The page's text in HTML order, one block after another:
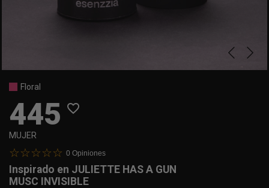
Floral
445 favorite_border
MUJER
0 Opiniones
Inspirado en JULIETTE HAS A GUN
MUSC INVISIBLE